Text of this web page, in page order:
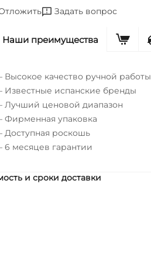
Задать вопрос
Наши преимущества
Высокое качество ручной работы
Известные испанские бренды
Лучший ценовой диапазон
Фирменная упаковка
Доступная роскошь
6 месяцев гарантии
и сроки доставки